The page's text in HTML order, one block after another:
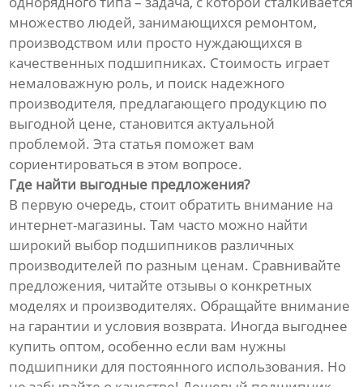
множество людей, занимающихся ремонтом,
производством или просто нуждающихся в
качественных подшипниках. Стоимость играет
немаловажную роль, и поиск надежного
производителя, предлагающего продукцию по
выгодной цене, становится актуальной
проблемой. Эта статья поможет вам
сориентироваться в этом вопросе.
Где найти выгодные предложения?
В первую очередь, стоит обратить внимание на
интернет-магазины. Там часто можно найти
широкий выбор подшипников различных
производителей по разным ценам. Сравнивайте
предложения, читайте отзывы о конкретных
моделях и производителях. Обращайте внимание
на гарантии и условия возврата. Иногда выгоднее
купить оптом, особенно если вам нужны
подшипники для постоянного использования. Но